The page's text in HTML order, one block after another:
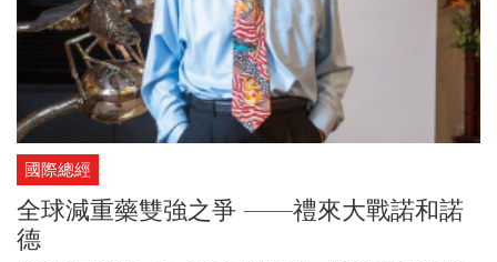
國際總經
全球減重藥雙強之爭 ——禮來大戰諾和諾
德